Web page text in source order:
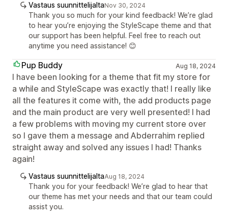
Vastaus suunnittelijaltaNov 30, 2024
Thank you so much for your kind feedback! We’re glad
to hear you’re enjoying the StyleScape theme and that
our support has been helpful. Feel free to reach out
anytime you need assistance! 😊
Pup Buddy Aug 18, 2024
I have been looking for a theme that fit my store for
a while and StyleScape was exactly that! I really like
all the features it come with, the add products page
and the main product are very well presented! I had
a few problems with moving my current store over
so I gave them a message and Abderrahim replied
straight away and solved any issues I had! Thanks
again!
Vastaus suunnittelijaltaAug 18, 2024
Thank you for your feedback! We’re glad to hear that
our theme has met your needs and that our team could
assist you.